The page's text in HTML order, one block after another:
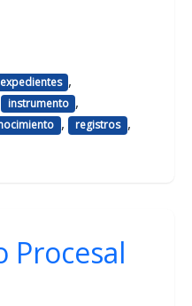
expedientes ,
instrumento ,
, registros ,
Procesal